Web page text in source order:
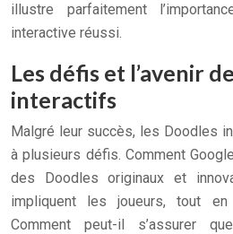
illustre parfaitement
interactive réussi.
Les défis et l’avenir
interactifs
Malgré leur succès, les Doodles
à plusieurs défis. Comment
des Doodles originaux et
impliquent les joueurs, tout
Comment peut-il s’assurer